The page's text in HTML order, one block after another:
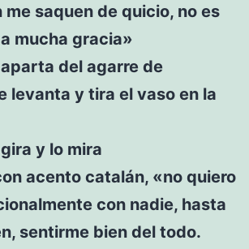
saquen de quicio, no es
mucha gracia»
del agarre de
levanta y tira el vaso en la
y lo mira
acento catalán, «no quiero
con nadie, hasta
sentirme bien del todo.